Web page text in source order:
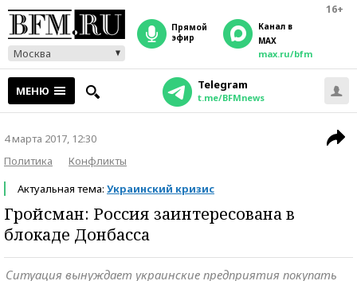
16+
Москва
прямой
эфир
Канал в
MAX
max.ru/bfm
МЕНЮ Telegram
t.me/BFMnews
4 марта 2017, 12:30
Политика
Конфликты
Актуальная тема: Украинский кризис
Гройсман: Россия заинтересована в
блокаде Донбасса
Ситуация вынуждает украинские предприятия покупать